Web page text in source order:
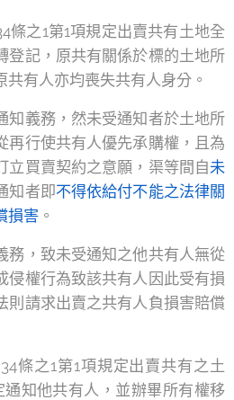
條之1第1項規定出賣共有土地全
登記，原共有關係於標的土地所
有人亦均喪失共有人身分。
知義務，然未受通知者於土地所
再行使共有人優先承購權，且為
立買賣契約之意願，渠等間自未
知者即不得依給付不能之法律關
損害 。
務，致未受通知之他共有人無從
侵權行為致該共有人因此受有損
則請求出賣之共有人負損害賠償
條之1第1項規定出賣共有之土
知他共有人，並辦畢所有權移